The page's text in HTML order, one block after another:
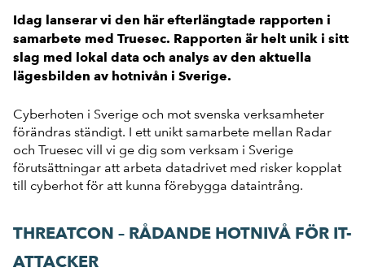
Idag lanserar vi den här efterlängtade rapporten i
samarbete med Truesec. Rapporten är helt unik i sitt
slag med lokal data och analys av den aktuella
lägesbilden av hotnivån i Sverige.
Cyberhoten i Sverige och mot svenska verksamheter
förändras ständigt. I ett unikt samarbete mellan Radar
och Truesec vill vi ge dig som verksam i Sverige
förutsättningar att arbeta datadrivet med risker kopplat
till cyberhot för att kunna förebygga dataintrång.
THREATCON – RÅDANDE HOTNIVÅ FÖR IT-
ATTACKER